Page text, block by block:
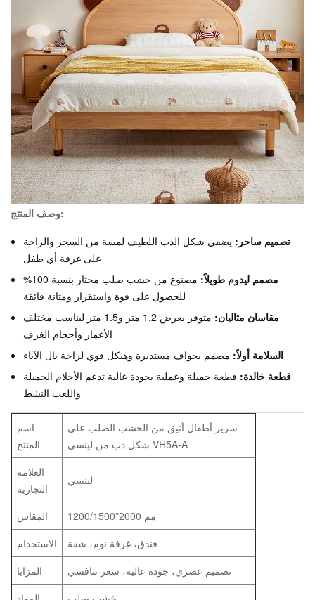
وصف المنتج:
تصميم ساحر: يضفي شكل الدب اللطيف لمسة من السحر والراحة
على غرفة أي طفل
مصمم ليدوم طويلاً:
مصنوع من خشب صلب مختار بنسبة 100%
للحصول على قوة واستقرار ومتانة فائقة
مقاسان مثاليان:
متوفر بعرض 1.2 متر و1.5 متر ليناسب مختلف
الأعمار وأحجام الغرف
السلامة أولاً: مصمم بحواف مستديرة وهيكل قوي لراحة بال الآباء
قطعة خالدة: قطعة جميلة وعملية بجودة عالية تدعم الأحلام الجميلة
واللعب النشط
اسم
المنتج
سرير أطفال أنيق من الخشب الصلب على
شكل دب من لينسي VH5A-A
العلامة
التجارية
لينسي
المقاس
1200/1500*2000 مم
الاستخدام
فندق، غرفة نوم، شقة
المزايا
تصميم عصري، جودة عالية، سعر تنافسي